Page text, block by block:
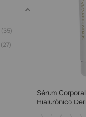
(35)
(27)
Sérum
Hialurônico